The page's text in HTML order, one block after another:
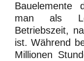
Bauelemente
man als
Betriebszeit,
ist. Während
Millionen